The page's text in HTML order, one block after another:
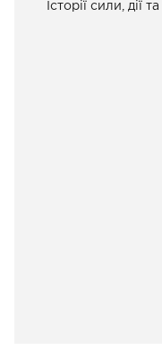
Історії сили, дії